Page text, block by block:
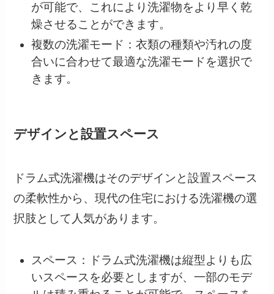
が可能で、これにより洗濯物をより早く乾
燥させることができます。
複数の洗濯モード：衣類の種類や汚れの度
合いに合わせて最適な洗濯モードを選択で
きます。
デザインと設置スペース
ドラム式洗濯機はそのデザインと設置スペース
の柔軟性から、現代の住宅における洗濯機の選
択肢として人気があります。
スペース：ドラム式洗濯機は縦型よりも広
いスペースを必要としますが、一部のモデ